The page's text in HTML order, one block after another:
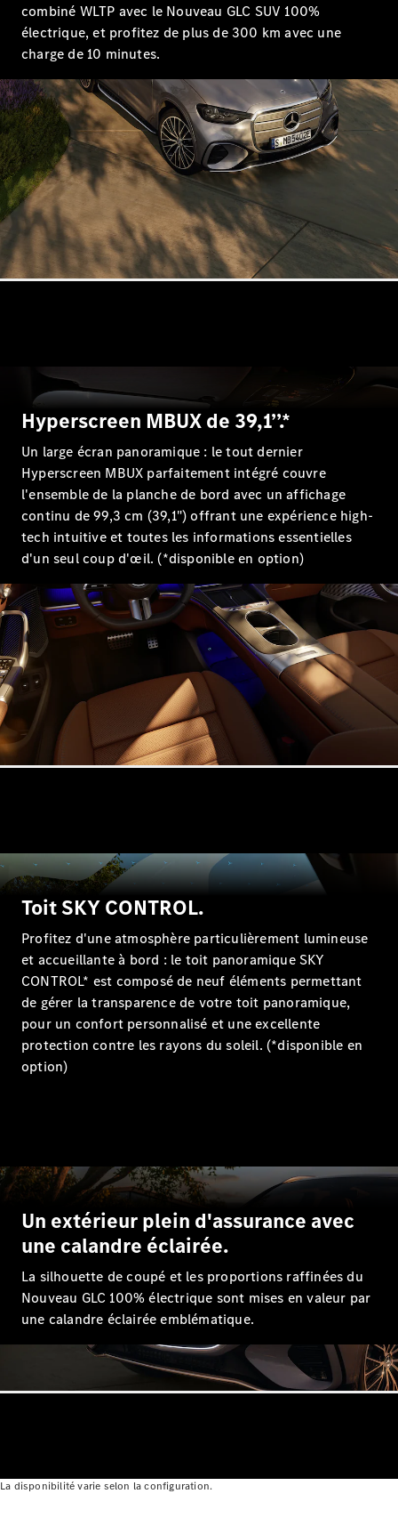
Tous les
SUVs
EQE
SUV
EQS
SUV
Électrique
Mercedes-
Maybach
EQS SUV
Électrique
GLA
GLA
Nouveau
GLA Nouveau Électrique
GLB Nouveau Électrique
GLB Nouveau
GLC Nouveau Électrique
Coupé
Nouveau
GLS Nouveau
Mercedes-
Maybach
GLS
Nouveau
Classe
G
Électrique
Classe G
Trouvez un
neuf en
stock
Configurez
Breaks/Shooting Brakes
Breaks
CLA
Shooting
Brake
Nouveau
Électrique
CLA
Shooting
Brake
Nouveau
Classe C
Break
Classe C
All-Terrain
Classe E
Trouvez un
véhicule
neuf en
stock
Configurez
véhicule
Compactes
combiné WLTP avec le Nouveau GLC SUV 100%
électrique, et profitez de plus de 300 km avec une
charge de 10 minutes.
Hyperscreen MBUX de 39,1’’.*
Un large écran panoramique : le tout dernier
Hyperscreen MBUX parfaitement intégré couvre
l'ensemble de la planche de bord avec un affichage
continu de 99,3 cm (39,1") offrant une expérience high-
tech intuitive et toutes les informations essentielles
d'un seul coup d'œil. (*disponible en option)
Toit SKY CONTROL.
Profitez d'une atmosphère particulièrement lumineuse
et accueillante à bord : le toit panoramique SKY
CONTROL* est composé de neuf éléments permettant
de gérer la transparence de votre toit panoramique,
pour un confort personnalisé et une excellente
protection contre les rayons du soleil. (*disponible en
option)
Un extérieur plein d'assurance avec
une calandre éclairée.
La silhouette de coupé et les proportions raffinées du
Nouveau GLC 100% électrique sont mises en valeur par
une calandre éclairée emblématique.
La disponibilité varie selon la configuration.